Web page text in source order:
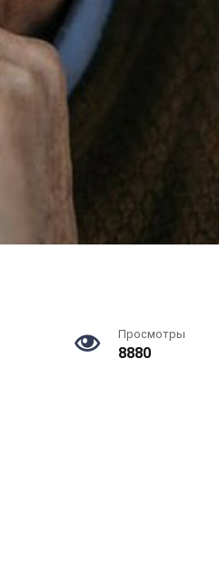
Просмотры
8880